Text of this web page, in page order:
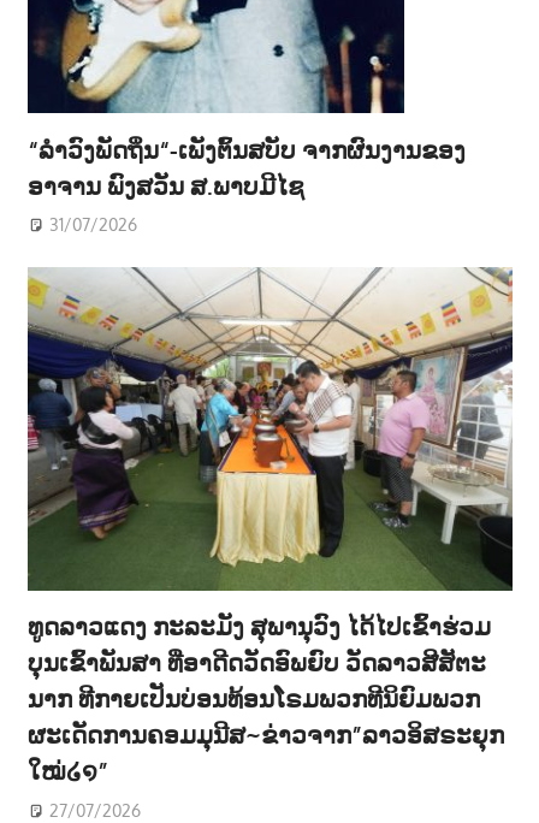
“ລຳວົງພັດຖິ່ນ“-ເພັງຕົ້ນສບັບ ຈາກຜົນງານຂອງ
ອາຈານ ພົງສວັນ ສ.ພາບມີໄຊ
31/07/2026
ທູດລາວແດງ ກະລະມັງ ສຸພານຸວົງ ໄດ້ໄປເຂົ້າຮ່ວມ
ບຸນເຂົ້າພັນສາ ທີ່ອາດີດວັດອົພຍົບ ວັດລາວສີສັຕະ
ນາກ ທີກາຍເປັນບ່ອນທ້ອນໂຣມພວກທີນິຍົມພວກ
ຜະເດັດການຄອມມຸນີສ~ຂ່າວຈາກ”ລາວອິສຣະຍຸກ
ໃໝ່໒໑”
27/07/2026